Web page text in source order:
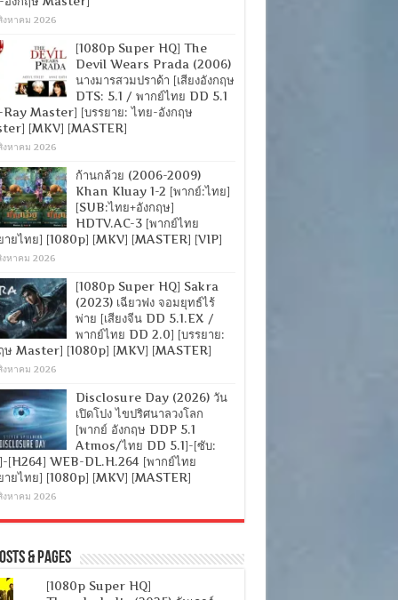
งหาคม 2026
[1080p Super HQ] The
Devil Wears Prada (2006)
นางมารสวมปราด้า [เสียงอังกฤษ
DTS: 5.1 / พากย์ไทย DD 5.1
Master] [บรรยาย: ไทย-อังกฤษ
[MKV] [MASTER]
งหาคม 2026
ก้านกล้วย (2006-2009)
Khan Kluay 1-2 [พากย์:ไทย]
[SUB:ไทย+อังกฤษ]
HDTV.AC-3 [พากย์ไทย
ายไทย] [1080p] [MKV] [MASTER] [VIP]
งหาคม 2026
[1080p Super HQ] Sakra
(2023) เฉียวฟง จอมยุทธ์ไร้
พ่าย [เสียงจีน DD 5.1.EX /
พากย์ไทย DD 2.0] [บรรยาย:
ษ Master] [1080p] [MKV] [MASTER]
งหาคม 2026
Disclosure Day (2026) วัน
เปิดโปง ไขปริศนาลวงโลก
[พากย์ อังกฤษ DDP 5.1
Atmos/ไทย DD 5.1]-[ซับ:
[H264] WEB-DL.H.264 [พากย์ไทย
ายไทย] [1080p] [MKV] [MASTER]
งหาคม 2026
& Pages
[1080p Super HQ]